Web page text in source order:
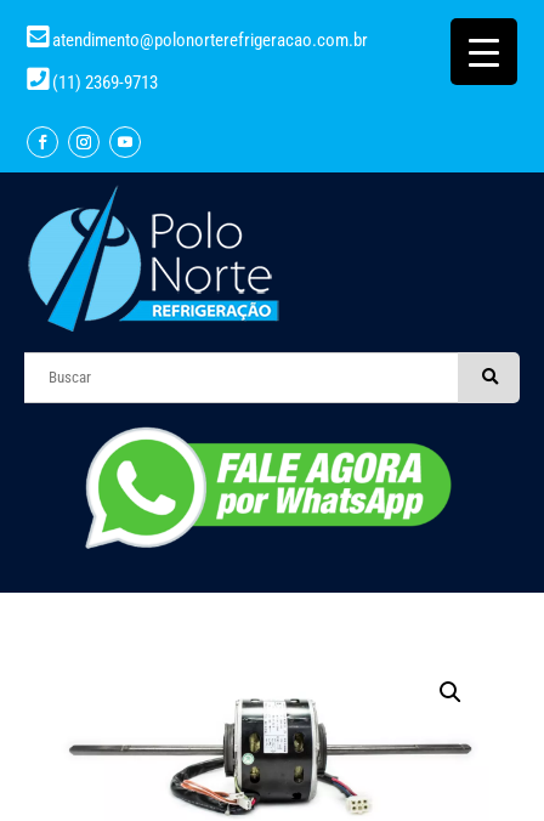
atendimento@polonorterefrigeracao.com.br
(11) 2369-9713